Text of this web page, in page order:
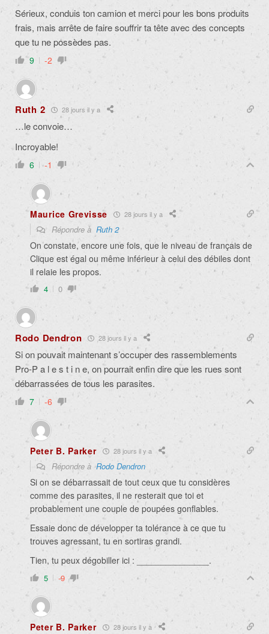
Sérieux, conduis ton camion et merci pour les bons produits
frais, mais arrête de faire souffrir ta tête avec des concepts
que tu ne possèdes pas.
9 -2
Ruth 2 28 jours il y a
…le convoie…
Incroyable!
6 -1
Maurice Grevisse 28 jours il y a
Répondre à Ruth 2
On constate, encore une fois, que le niveau de français de
Clique est égal ou même inférieur à celui des débiles dont
il relaie les propos.
4 0
Rodo Dendron 28 jours il y a
Si on pouvait maintenant s’occuper des rassemblements
Pro-P a l e s t i n e, on pourrait enfin dire que les rues sont
débarrassées de tous les parasites.
7 -6
Peter B. Parker 28 jours il y a
Répondre àRodo Dendron
Si on se débarrassait de tout ceux que tu considères
comme des parasites, il ne resterait que toi et
probablement une couple de poupées gonflables.
Essaie donc de développer ta tolérance à ce que tu
trouves agressant, tu en sortiras grandi.
Tien, tu peux dégobiller ici : _______________.
5 -9
Peter B. Parker 28 jours il y a